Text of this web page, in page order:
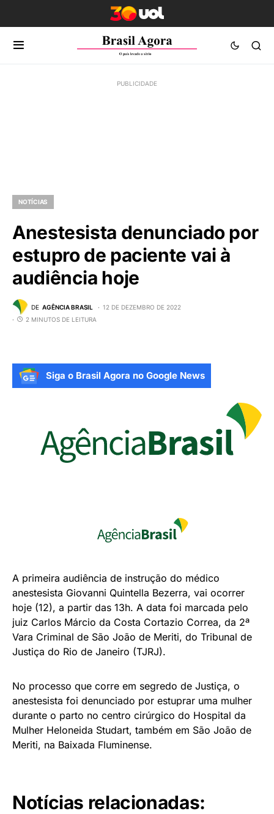
NOTÍCIAS
Anestesista denunciado por
estupro de paciente vai à
audiência hoje
DE AGÊNCIA BRASIL
12 DE DEZEMBRO DE 2022
2 MINUTOS DE LEITURA
Siga o Brasil Agora no Google News
A primeira audiência de instrução do médico
anestesista Giovanni Quintella Bezerra, vai ocorrer
hoje (12), a partir das 13h. A data foi marcada pelo
juiz Carlos Márcio da Costa Cortazio Correa, da 2ª
Vara Criminal de São João de Meriti, do Tribunal de
Justiça do Rio de Janeiro (TJRJ).
No processo que corre em segredo de Justiça, o
anestesista foi denunciado por estuprar uma mulher
durante o parto no centro cirúrgico do Hospital da
Mulher Heloneida Studart, também em São João de
Meriti, na Baixada Fluminense.
Notícias relacionadas: